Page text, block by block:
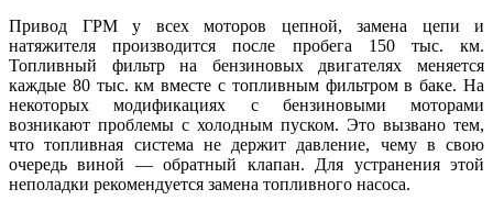
Привод ГРМ у всех моторов цепной, замена цепи и
натяжителя производится после пробега 150 тыс. км.
Топливный фильтр на бензиновых двигателях меняется
каждые 80 тыс. км вместе с топливным фильтром в баке. На
некоторых модификациях с бензиновыми моторами
возникают проблемы с холодным пуском. Это вызвано тем,
что топливная система не держит давление, чему в свою
очередь виной — обратный клапан. Для устранения этой
неполадки рекомендуется замена топливного насоса.